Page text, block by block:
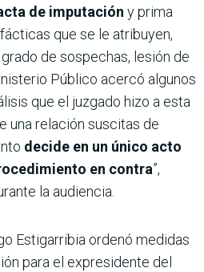
de imputación y prima
que se le atribuyen,
de sospechas, lesión de
Público acercó algunos
que el juzgado hizo a esta
una relación suscitas de
decide en un único acto
en contra”,
la audiencia.
Estigarribia ordenó medidas
para el expresidente del